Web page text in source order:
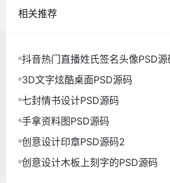
相关推荐
抖音热门直播姓氏签名头像PSD
3D文字炫酷桌面PSD源码
七封情书设计PSD源码
手拿资料图PSD源码
创意设计印章PSD源码2
创意设计木板上刻字的PSD源码